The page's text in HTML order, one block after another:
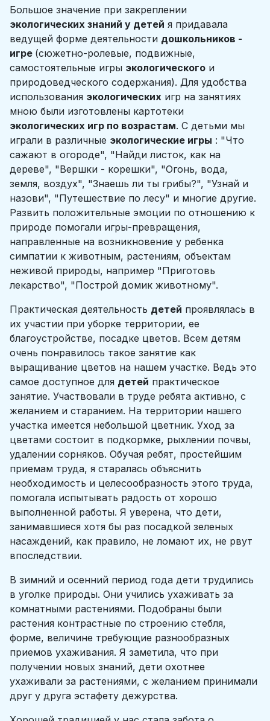
Большое значение при закреплении
экологических знаний у детей я придавала
ведущей форме деятельности дошкольников -
игре (сюжетно-ролевые, подвижные,
самостоятельные игры экологического и
природоведческого содержания). Для удобства
использования экологических игр на занятиях
мною были изготовлены картотеки
экологических игр по возрастам. С детьми мы
играли в различные экологические игры : "Что
сажают в огороде", "Найди листок, как на
дереве", "Вершки - корешки", "Огонь, вода,
земля, воздух", "Знаешь ли ты грибы?", "Узнай и
назови", "Путешествие по лесу" и многие другие.
Развить положительные эмоции по отношению к
природе помогали игры-превращения,
направленные на возникновение у ребенка
симпатии к животным, растениям, объектам
неживой природы, например "Приготовь
лекарство", "Построй домик животному".
Практическая деятельность детей проявлялась в
их участии при уборке территории, ее
благоустройстве, посадке цветов. Всем детям
очень понравилось такое занятие как
выращивание цветов на нашем участке. Ведь это
самое доступное для детей практическое
занятие. Участвовали в труде ребята активно, с
желанием и старанием. На территории нашего
участка имеется небольшой цветник. Уход за
цветами состоит в подкормке, рыхлении почвы,
удалении сорняков. Обучая ребят, простейшим
приемам труда, я старалась объяснить
необходимость и целесообразность этого труда,
помогала испытывать радость от хорошо
выполненной работы. Я уверена, что дети,
занимавшиеся хотя бы раз посадкой зеленых
насаждений, как правило, не ломают их, не рвут
впоследствии.
В зимний и осенний период года дети трудились
в уголке природы. Они учились ухаживать за
комнатными растениями. Подобраны были
растения контрастные по строению стебля,
форме, величине требующие разнообразных
приемов ухаживания. Я заметила, что при
получении новых знаний, дети охотнее
ухаживали за растениями, с желанием принимали
друг у друга эстафету дежурства.